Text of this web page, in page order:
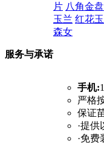
片 八角金盘
玉兰 红花
森女
服务与承诺
手机:
严格
保证
·提供
·免费